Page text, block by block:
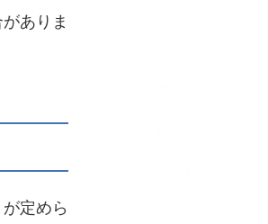
ありま
定めら